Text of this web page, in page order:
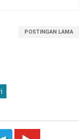
POSTINGAN LAMA